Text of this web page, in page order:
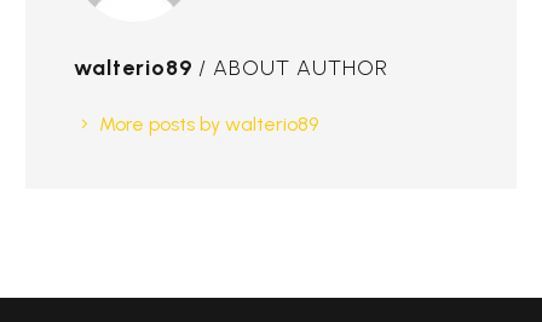
walterio89 / ABOUT AUTHOR
More posts by walterio89